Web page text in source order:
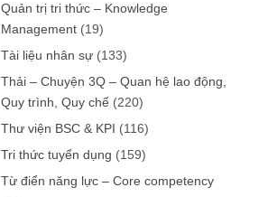
Quản trị tri thức – Knowledge
Management (19)
Tài liệu nhân sự (133)
Thải – Chuyện 3Q – Quan hệ lao động,
Quy trình, Quy chế (220)
Thư viện BSC & KPI (116)
Tri thức tuyển dụng (159)
Từ điển năng lực – Core competency